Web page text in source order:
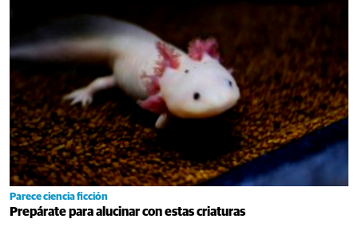
Parece ciencia ficción
Prepárate para alucinar con estas criaturas